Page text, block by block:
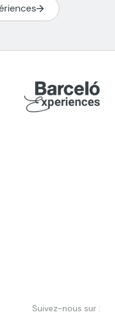
Suivez-nous sur :